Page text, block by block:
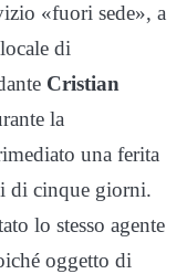
«fuori sede», a
di
Cristian
la
una ferita
di cinque giorni.
lo stesso agente
oggetto di